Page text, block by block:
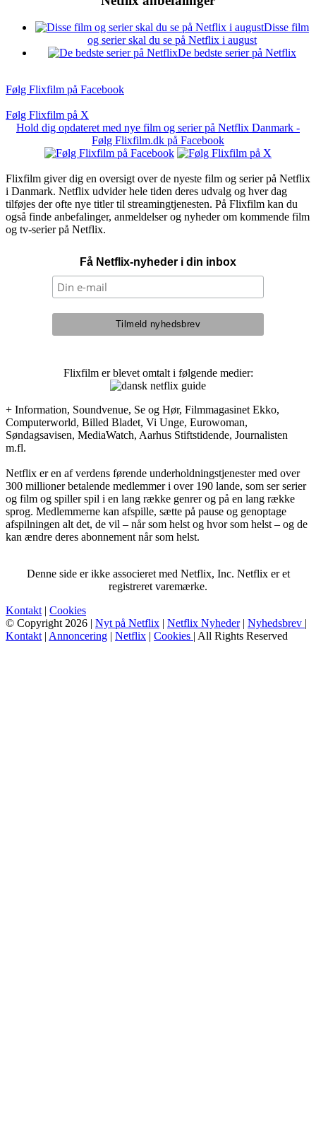
Disse film
og serier skal du se på Netflix i august
De bedste serier på Netflix
Følg Flixfilm på Facebook
Følg Flixfilm på X
Hold dig opdateret med nye film og serier på Netflix Danmark -
Følg Flixfilm.dk på Facebook
Flixfilm giver dig en oversigt over de nyeste film og serier på Netflix
i Danmark. Netflix udvider hele tiden deres udvalg og hver dag
tilføjes der ofte nye titler til streamingtjenesten. På Flixfilm kan du
også finde anbefalinger, anmeldelser og nyheder om kommende film
og tv-serier på Netflix.
Få Netflix-nyheder i din inbox
Flixfilm er blevet omtalt i følgende medier:
+ Information, Soundvenue, Se og Hør, Filmmagasinet Ekko,
Computerworld, Billed Bladet, Vi Unge, Eurowoman,
Søndagsavisen, MediaWatch, Aarhus Stiftstidende, Journalisten
m.fl.
Netflix er en af verdens førende underholdningstjenester med over
300 millioner betalende medlemmer i over 190 lande, som ser serier
og film og spiller spil i en lang række genrer og på en lang række
sprog. Medlemmerne kan afspille, sætte på pause og genoptage
afspilningen alt det, de vil – når som helst og hvor som helst – og de
kan ændre deres abonnement når som helst.
Denne side er ikke associeret med Netflix, Inc. Netflix er et
registreret varemærke.
Kontakt | Cookies
© Copyright 2026 | Nyt på Netflix | Netflix Nyheder| Nyhedsbrev |
Kontakt | Annoncering | Netflix | Cookies | All Rights Reserved